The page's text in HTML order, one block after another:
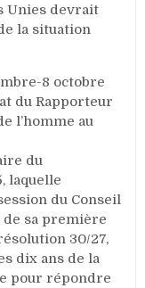
Unies devrait
la situation
8 octobre
du Rapporteur
l’homme au
du
laquelle
du Conseil
sa première
30/27,
dix ans de la
pour répondre